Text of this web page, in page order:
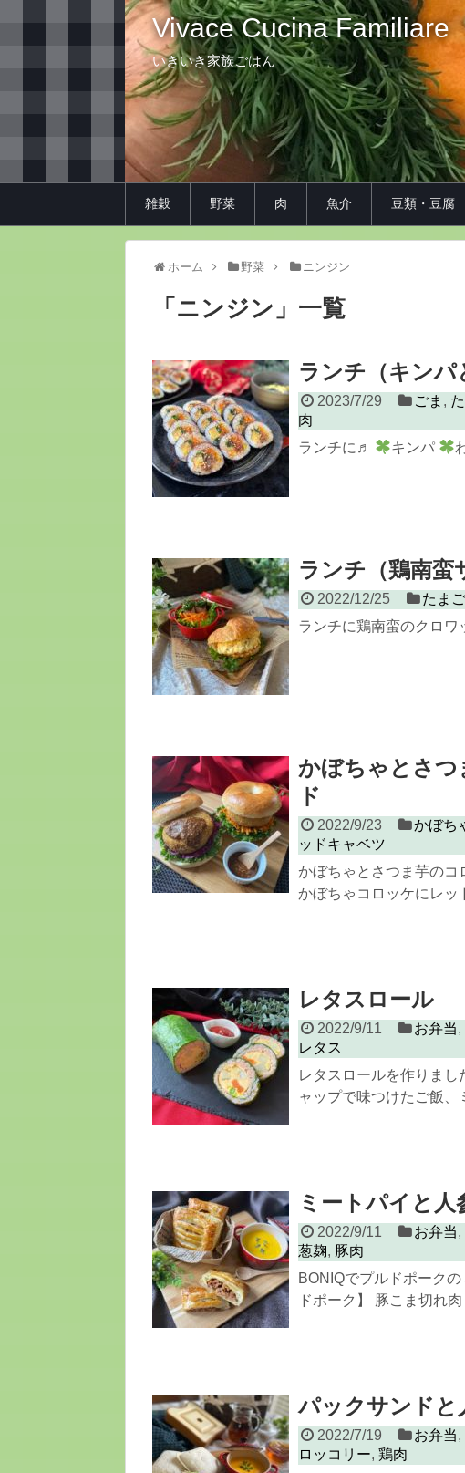
Vivace Cucina Familiare
いきいき家族ごはん
雑穀 野菜 肉 魚介 豆類・豆腐
ホーム 野菜 ニンジン
「 ニンジン 」 一覧
ランチ（キンパ
2023/7/29 ごま ,
肉
ランチに♬
キンパ
ランチ（鶏南蛮
2022/12/25 たまご
ランチに鶏南蛮のクロワ
かぼちゃとさつ
ド
2022/9/23 かぼち
ッドキャベツ
かぼちゃとさつま芋の
かぼちゃコロッケにレッ
レタスロール
2022/9/11 お弁当,
レタス
レタスロールを作りま
ャップで味つけたご飯、
ミートパイと人
2022/9/11 お弁当,
葱麹, 豚肉
BONIQでプルドポーク
ドポーク】 豚こま切れ
パックサンドと
2022/7/19 お弁当,
ロッコリー, 鶏肉